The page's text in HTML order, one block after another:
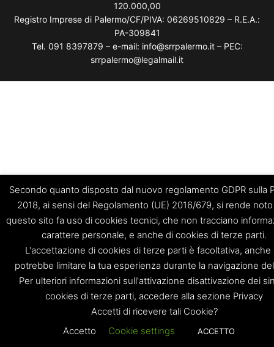
120.000,00
Registro Imprese di Palermo/CF/PIVA: 06269510829 – R.E.A.:
PA-309841
Tel. 091 8397879 – e-mail: info@srrpalermo.it – PEC:
srrpalermo@legalmail.it
Secondo quanto disposto dal nuovo regolamento GDPR sulla
2018, ai sensi del Regolamento (UE) 2016/679, si rende
questo sito fa uso di cookies tecnici, che non tracciano
carattere personale, e anche di cookies di terze parti.
L'accettazione di cookies di terze parti è facoltativa, anche
potrebbe limitare la tua esperienza durante la navigazione
Per ulteriori informazioni sull'attivazione disattivazione dei
cookies di terze parti, accedere alla sezione Privacy
Accetti di ricevere tali Cookie?
Accetto
Cookie settings ACCETTO